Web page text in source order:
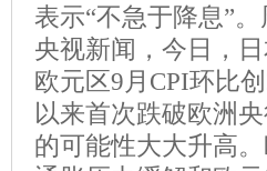
表示“不急于降息”
央视新闻，今日，
欧元区9月CPI环比
以来首次跌破欧洲
的可能性大大升高